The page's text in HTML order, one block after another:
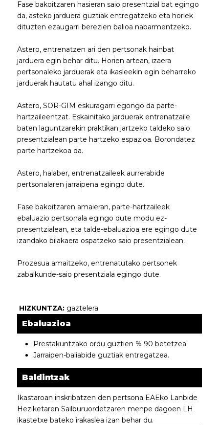
Fase bakoitzaren hasieran saio presentzial bat egingo
da, asteko jarduera guztiak entregatzeko eta horiek
dituzten ezaugarri berezien balioa nabarmentzeko.
Astero, entrenatzen ari den pertsonak hainbat
jarduera egin behar ditu. Horien artean, izaera
pertsonaleko jarduerak eta ikasleekin egin beharreko
jarduerak hautatu ahal izango ditu.
Astero, SOR-GIM eskuragarri egongo da parte-
hartzaileentzat. Eskainitako jarduerak entrenatzaile
baten laguntzarekin praktikan jartzeko taldeko saio
presentzialean parte hartzeko espazioa. Borondatez
parte hartzekoa da.
Astero, halaber, entrenatzaileek aurrerabide
pertsonalaren jarraipena egingo dute.
Fase bakoitzaren amaieran, parte-hartzaileek
ebaluazio pertsonala egingo dute modu ez-
presentzialean, eta talde-ebaluazioa ere egingo dute
izandako bilakaera ospatzeko saio presentzialean.
Prozesua amaitzeko, entrenatutako pertsonek
zabalkunde-saio presentziala egingo dute.
HIZKUNTZA: gaztelera
Ebaluazioa
Prestakuntzako ordu guztien % 90 betetzea.
Jarraipen-baliabide guztiak entregatzea.
Baldintzak
Ikastaroan inskribatzen den pertsona EAEko Lanbide
Heziketaren Sailburuordetzaren menpe dagoen LH
ikastetxe bateko irakaslea izan behar du.